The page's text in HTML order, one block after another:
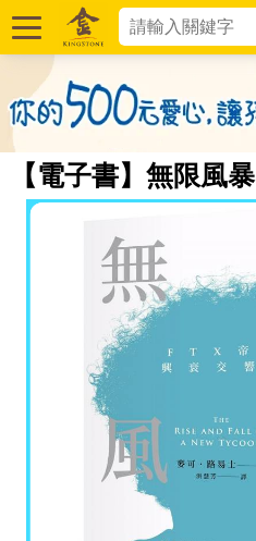
【電子書】無限風暴